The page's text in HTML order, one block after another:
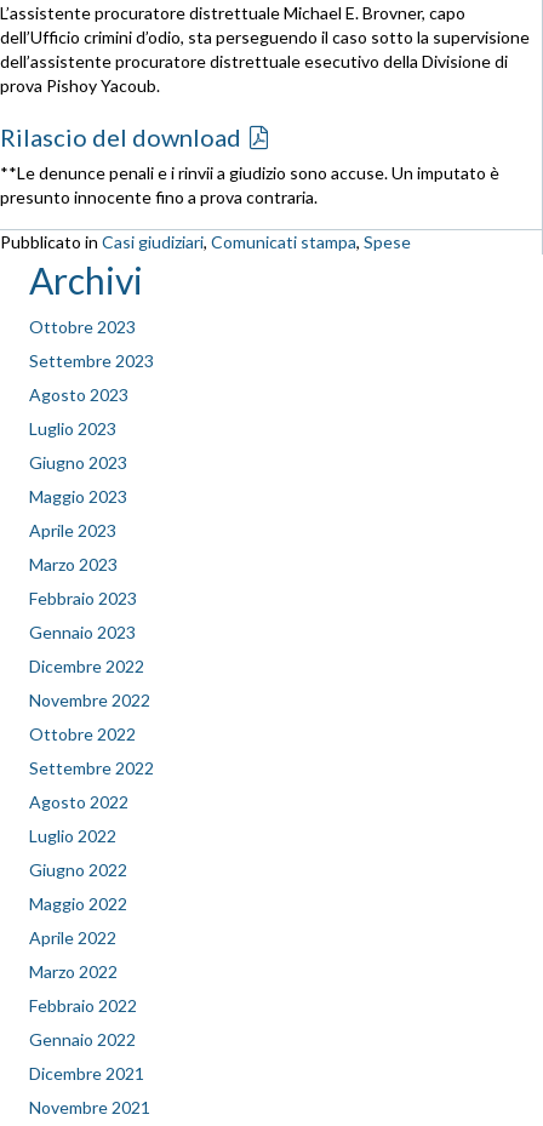
L’assistente procuratore distrettuale Michael E. Brovner, capo
dell’Ufficio crimini d’odio, sta perseguendo il caso sotto la supervisione
dell’assistente procuratore distrettuale esecutivo della Divisione di
prova Pishoy Yacoub.
Rilascio del download
**Le denunce penali e i rinvii a giudizio sono accuse. Un imputato è
presunto innocente fino a prova contraria.
Pubblicato in Casi giudiziari, Comunicati stampa, Spese
Archivi
Ottobre 2023
Settembre 2023
Agosto 2023
Luglio 2023
Giugno 2023
Maggio 2023
Aprile 2023
Marzo 2023
Febbraio 2023
Gennaio 2023
Dicembre 2022
Novembre 2022
Ottobre 2022
Settembre 2022
Agosto 2022
Luglio 2022
Giugno 2022
Maggio 2022
Aprile 2022
Marzo 2022
Febbraio 2022
Gennaio 2022
Dicembre 2021
Novembre 2021